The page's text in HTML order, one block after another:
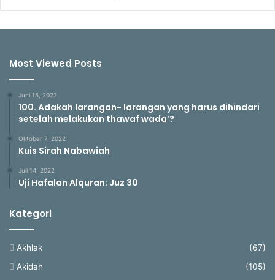
Most Viewed Posts
Juni 15, 2022
100. Adakah larangan- larangan yang harus dihindari
setelah melakukan thawaf wada’?
Oktober 7, 2022
Kuis Sirah Nabawiah
Juli 14, 2022
Uji Hafalan Alquran: Juz 30
Kategori
Akhlak
(67)
Akidah
(105)